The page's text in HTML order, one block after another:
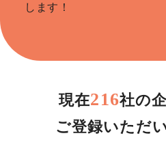
します！
現在216社の
ご登録いただ